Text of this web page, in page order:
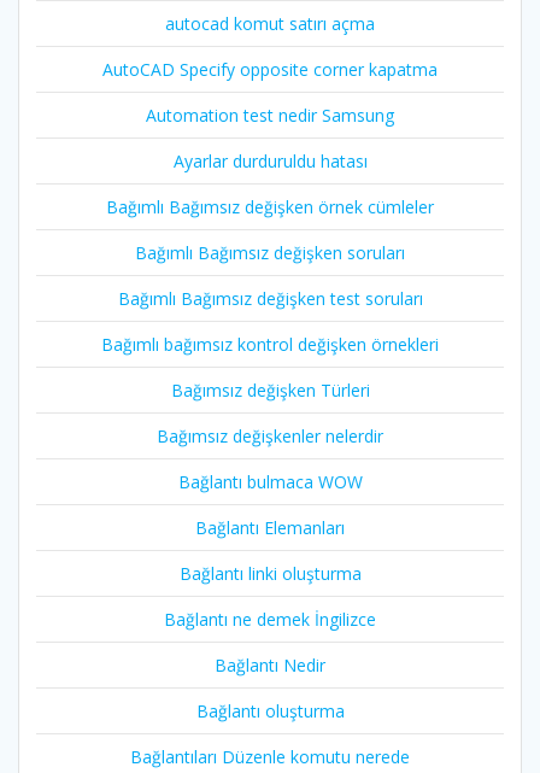
autocad komut satırı açma
AutoCAD Specify opposite corner kapatma
Automation test nedir Samsung
Ayarlar durduruldu hatası
Bağımlı Bağımsız değişken örnek cümleler
Bağımlı Bağımsız değişken soruları
Bağımlı Bağımsız değişken test soruları
Bağımlı bağımsız kontrol değişken örnekleri
Bağımsız değişken Türleri
Bağımsız değişkenler nelerdir
Bağlantı bulmaca WOW
Bağlantı Elemanları
Bağlantı linki oluşturma
Bağlantı ne demek İngilizce
Bağlantı Nedir
Bağlantı oluşturma
Bağlantıları Düzenle komutu nerede